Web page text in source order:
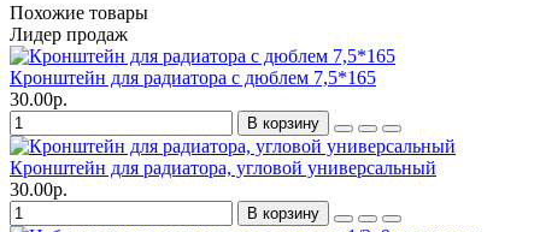
Похожие товары
Лидер продаж
Кронштейн для радиатора с дюблем 7,5*165
30.00р.
В корзину
Кронштейн для радиатора, угловой универсальный
30.00р.
В корзину